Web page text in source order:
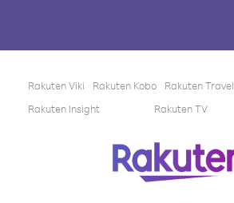
Rakuten Viki Rakuten Kobo Rakuten Travel
Rakuten Insight
Rakuten TV